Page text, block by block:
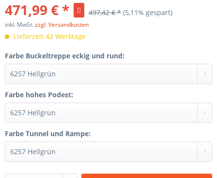
471,99 € * 497,42 € * (5,11% gespart)
inkl. MwSt.zzgl. Versandkosten
Lieferzeit 42 Werktage
Farbe Buckeltreppe eckig und rund:
Farbe hohes Podest:
Farbe Tunnel und Rampe: